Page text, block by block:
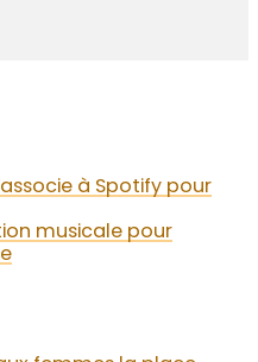
à Spotify pour
musicale pour